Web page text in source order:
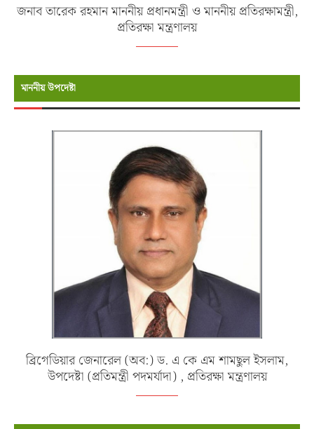
জনাব তারেক রহমান মাননীয় প্রধানমন্ত্রী ও মাননীয় প্রতিরক্ষামন্ত্রী,
প্রতিরক্ষা মন্ত্রণালয়
মাননীয় উপদেষ্টা
ব্রিগেডিয়ার জেনারেল (অব:) ড. এ কে এম শামছুল ইসলাম,
উপদেষ্টা (প্রতিমন্ত্রী পদমর্যাদা) , প্রতিরক্ষা মন্ত্রণালয়